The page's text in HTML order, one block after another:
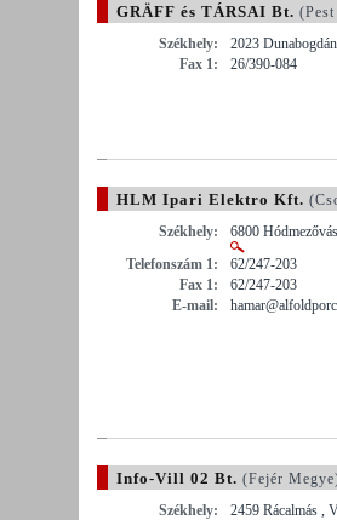
GRÄFF és TÁRSAI Bt.
Székhely:
2023
Fax 1:
26/390-084
HLM Ipari Elektro Kft.
Székhely:
6800
Telefonszám 1:
62/247-203
Fax 1:
62/247-203
E-mail:
Info-Vill 02 Bt. (Fejér
Székhely:
2459 Rácalmás ,